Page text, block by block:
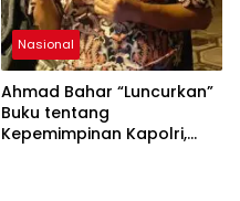
Nasional
Ahmad Bahar “Luncurkan”
Buku tentang
Kepemimpinan Kapolri,